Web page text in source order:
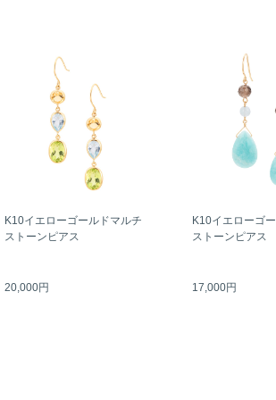
K10イエローゴールドマルチ
ストーンピアス
20,000円
K10イエローゴ
ストーンピアス
17,000円